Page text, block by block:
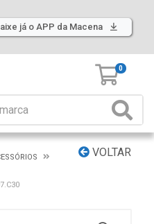
já o APP da Macena
0
VOLTAR